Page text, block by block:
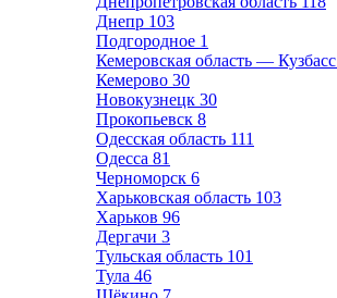
Днепр 103
Подгородное 1
Кемеровская область — Кузбасс
Кемерово 30
Новокузнецк 30
Прокопьевск 8
Одесская область 111
Одесса 81
Черноморск 6
Харьковская область 103
Харьков 96
Дергачи 3
Тульская область 101
Тула 46